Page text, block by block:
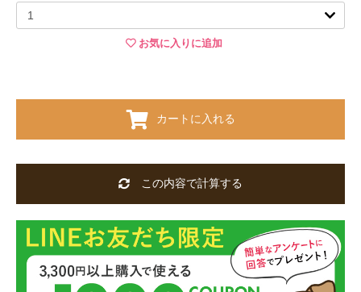
お気に入りに追加
カートに入れる
この内容で計算する